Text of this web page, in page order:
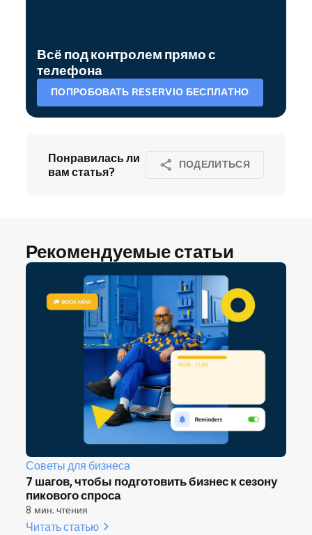
Всё под контролем прямо с
телефона
ПОПРОБОВАТЬ RESERVIO БЕСПЛАТНО
Понравилась ли
вам статья?
ПОДЕЛИТЬСЯ
Рекомендуемые статьи
Советы для бизнеса
7 шагов, чтобы подготовить бизнес к сезону
пикового спроса
8 мин. чтения
Читать статью